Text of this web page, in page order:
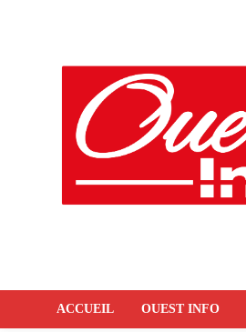
ACCUEIL OUEST INFO